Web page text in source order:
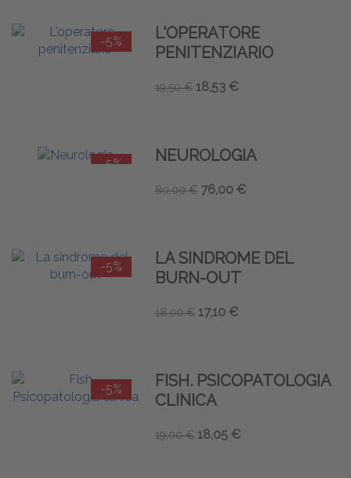
-5%
L'OPERATORE
PENITENZIARIO
19,50 € 18,53 €
-5% NEUROLOGIA
80,00 € 76,00 €
-5%
LA SINDROME DEL
BURN-OUT
18,00 € 17,10 €
-5%
FISH. PSICOPATOLOGIA
CLINICA
19,00 € 18,05 €